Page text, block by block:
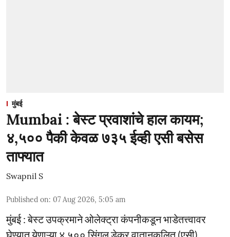
मुंबई
Mumbai : बेस्ट प्रवाशांचे हाल कायम;
४,५०० पैकी केवळ ७३५ ईव्ही एसी बसेस
ताफ्यात
Swapnil S
Published on: 07 Aug 2026, 5:05 am
मुंबई : बेस्ट उपक्रमाने ओलेक्ट्रा कंपनीकडून भाडेतत्त्वावर
घेण्यात येणाऱ्या ४,५०० सिंगल डेकर वातानुकूलित (एसी)